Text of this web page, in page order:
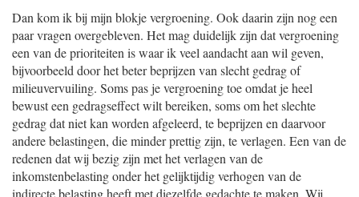
Dan kom ik bij mijn blokje vergroening. Ook daarin zijn nog een
paar vragen overgebleven. Het mag duidelijk zijn dat vergroening
een van de prioriteiten is waar ik veel aandacht aan wil geven,
bijvoorbeeld door het beter beprijzen van slecht gedrag of
milieuvervuiling. Soms pas je vergroening toe omdat je heel
bewust een gedragseffect wilt bereiken, soms om het slechte
gedrag dat niet kan worden afgeleerd, te beprijzen en daarvoor
andere belastingen, die minder prettig zijn, te verlagen. Een van de
redenen dat wij bezig zijn met het verlagen van de
inkomstenbelasting onder het gelijktijdig verhogen van de
indirecte belasting heeft met diezelfde gedachte te maken. Wij